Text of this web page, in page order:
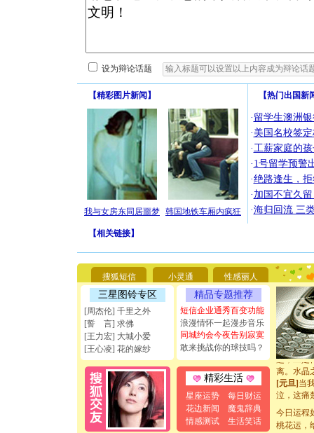
设为辩论话题
【精彩图片新闻 】
我与女房东同居噩梦 韩国地铁车厢内疯狂
【热门出国新
· 留学生澳洲
· 美国名校签
·工薪家庭的
· 1号留学预警
·绝路逢生，
· 加国不宜久
·海归回流 三
【相关链接】
搜狐短信 小灵通 性感丽人
三星图铃专区
[周杰伦] 千里之外
[誓 言] 求佛
[王力宏] 大城小爱
[王心凌] 花的嫁纱
精品专题推荐
短信企业通秀百变功能
浪漫情怀一起漫步音乐
同城约会今夜告别寂寞
敢来挑战你的球技吗？
精彩生活
星座运势
每日财运
花边新闻
魔鬼辞典
情感测试
生活笑话
[圣诞节]
天都要快
[圣诞节]
如意,快
[元旦]看
断电。爱
你是我专
[元旦]如
起；二是
离。水晶
[元旦] 当
泣，这痛
[春节]风
颜！冬去
今日运程
桃花运，